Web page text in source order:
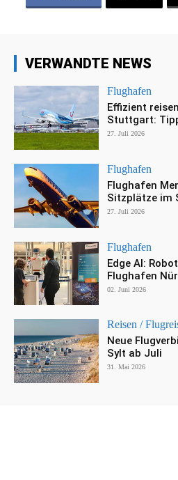
VERWANDTE NEWS
Flughafen
Effizient
Stuttgart:
27. Juli 2026
Flughafen
Flughafen
Sitzplätze im
27. Juli 2026
Flughafen
Edge AI:
Flughafen
02. Juni 2026
Reisen /
Neue
Sylt ab Juli
31. Mai 2026